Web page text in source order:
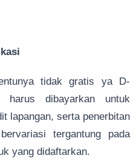
tidak gratis ya D-
dibayarkan untuk
lapangan, serta penerbitan
tergantung pada
yang didaftarkan.